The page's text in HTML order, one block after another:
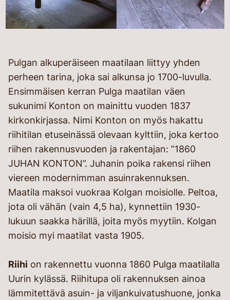
Pulgan alkuperäiseen maatilaan liittyy yhden
perheen tarina, joka sai alkunsa jo 1700-luvulla.
Ensimmäisen kerran Pulga maatilan väen
sukunimi Konton on mainittu vuoden 1837
kirkonkirjassa. Nimi Konton on myös hakattu
riihitilan etuseinässä olevaan kylttiin, joka kertoo
riihen rakennusvuoden ja rakentajan: ”1860
JUHAN KONTON”. Juhanin poika rakensi riihen
viereen modernimman asuinrakennuksen.
Maatila maksoi vuokraa Kolgan moisiolle. Peltoa,
jota oli vähän (vain 4,5 ha), kynnettiin 1930-
lukuun saakka härillä, joita myös myytiin. Kolgan
moisio myi maatilat vasta 1905.
Riihi on rakennettu vuonna 1860 Pulga maatilalla
Uurin kylässä. Riihitupa oli rakennuksen ainoa
lämmitettävä asuin- ja viljankuivatushuone, jonka